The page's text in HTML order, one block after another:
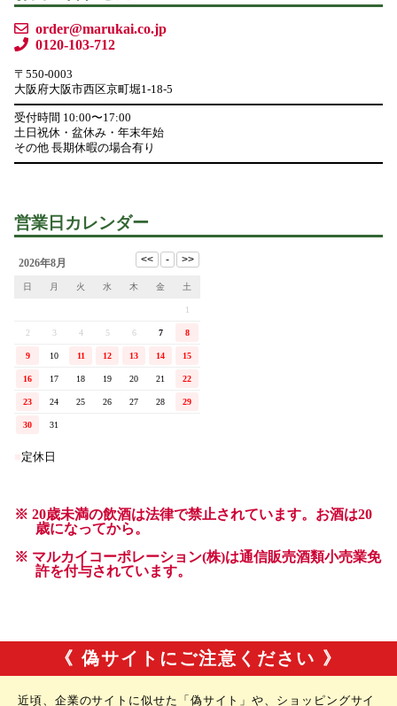
《 偽サイトにご注意ください 》
近頃、企業のサイトに似せた「偽サイト」や、ショッピングサイ